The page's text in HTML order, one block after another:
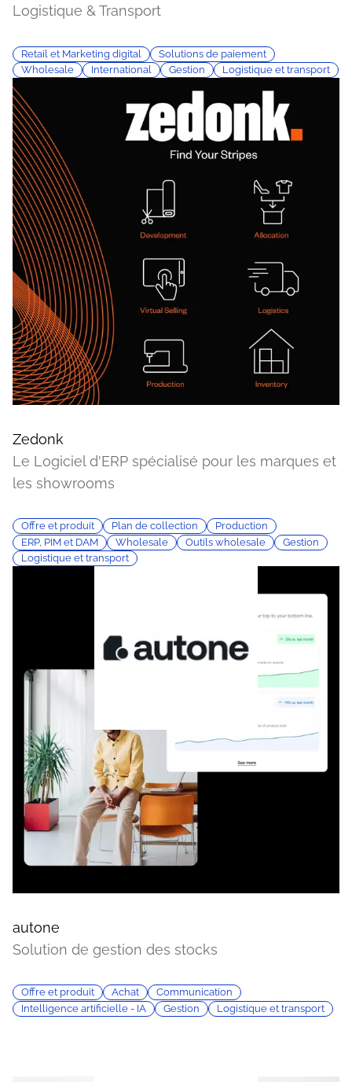
Logistique & Transport
Retail et Marketing digital
Solutions de paiement
Wholesale
International Gestion Logistique et transport
Zedonk
Le Logiciel d'ERP spécialisé pour les marques et
les showrooms
Offre et produit Plan de collection
Production
ERP, PIM et DAM
Wholesale Outils wholesale
Gestion
Logistique et transport
autone
Solution de gestion des stocks
Offre et produit Achat
Communication
Intelligence artificielle - IA
Gestion Logistique et transport